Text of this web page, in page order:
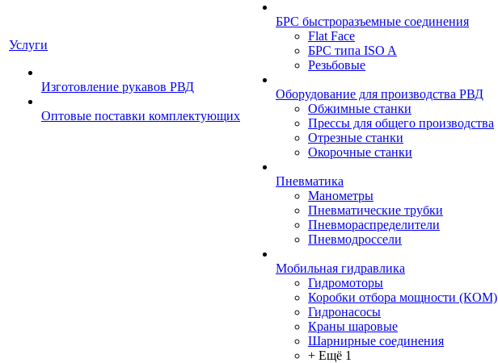
Услуги
Изготовление рукавов РВД
Оптовые поставки комплектующих
БРС быстроразъемные соединения
Flat Face
БРС типа ISO A
Резьбовые
Оборудование для производства РВД
Обжимные станки
Прессы для общего производства
Отрезные станки
Окорочные станки
Пневматика
Манометры
Пневматические трубки
Пневмораспределители
Пневмодроссели
Мобильная гидравлика
Гидромоторы
Коробки отбора мощности (КОМ)
Гидронасосы
Краны шаровые
Шарнирные соединения
+ Ещё 1